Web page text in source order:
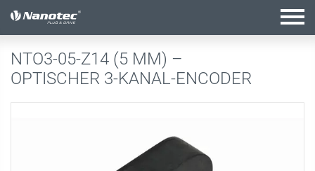
Aktive Kombination
NTO3-05-Z14 (5 MM) –
OPTISCHER 3-KANAL-ENCODER